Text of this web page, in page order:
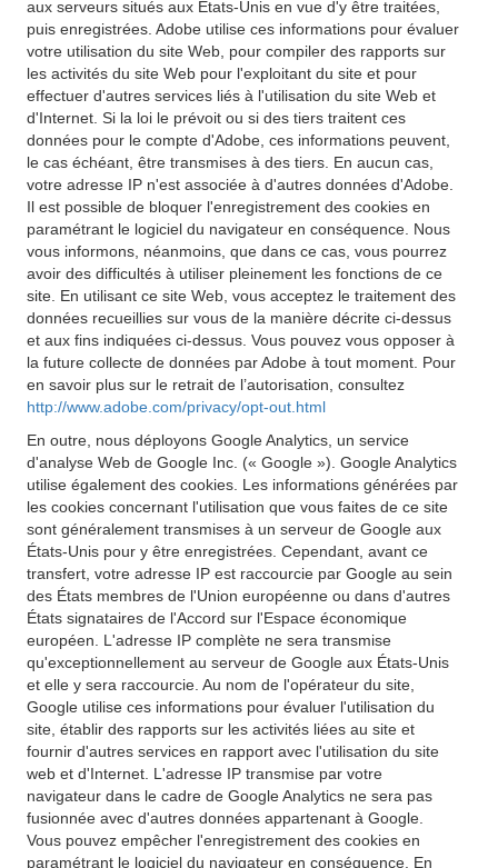
aux serveurs situés aux États-Unis en vue d'y être traitées,
puis enregistrées. Adobe utilise ces informations pour évaluer
votre utilisation du site Web, pour compiler des rapports sur
les activités du site Web pour l'exploitant du site et pour
effectuer d'autres services liés à l'utilisation du site Web et
d'Internet. Si la loi le prévoit ou si des tiers traitent ces
données pour le compte d'Adobe, ces informations peuvent,
le cas échéant, être transmises à des tiers. En aucun cas,
votre adresse IP n'est associée à d'autres données d'Adobe.
Il est possible de bloquer l'enregistrement des cookies en
paramétrant le logiciel du navigateur en conséquence. Nous
vous informons, néanmoins, que dans ce cas, vous pourrez
avoir des difficultés à utiliser pleinement les fonctions de ce
site. En utilisant ce site Web, vous acceptez le traitement des
données recueillies sur vous de la manière décrite ci-dessus
et aux fins indiquées ci-dessus. Vous pouvez vous opposer à
la future collecte de données par Adobe à tout moment. Pour
en savoir plus sur le retrait de l’autorisation, consultez
http://www.adobe.com/privacy/opt-out.html
En outre, nous déployons Google Analytics, un service
d'analyse Web de Google Inc. (« Google »). Google Analytics
utilise également des cookies. Les informations générées par
les cookies concernant l'utilisation que vous faites de ce site
sont généralement transmises à un serveur de Google aux
États-Unis pour y être enregistrées. Cependant, avant ce
transfert, votre adresse IP est raccourcie par Google au sein
des États membres de l'Union européenne ou dans d'autres
États signataires de l'Accord sur l'Espace économique
européen. L'adresse IP complète ne sera transmise
qu'exceptionnellement au serveur de Google aux États-Unis
et elle y sera raccourcie. Au nom de l'opérateur du site,
Google utilise ces informations pour évaluer l'utilisation du
site, établir des rapports sur les activités liées au site et
fournir d'autres services en rapport avec l'utilisation du site
web et d'Internet. L'adresse IP transmise par votre
navigateur dans le cadre de Google Analytics ne sera pas
fusionnée avec d'autres données appartenant à Google.
Vous pouvez empêcher l'enregistrement des cookies en
paramétrant le logiciel du navigateur en conséquence. En